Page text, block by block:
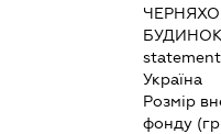
БУДИНОК
Україна
Розмір
фонду